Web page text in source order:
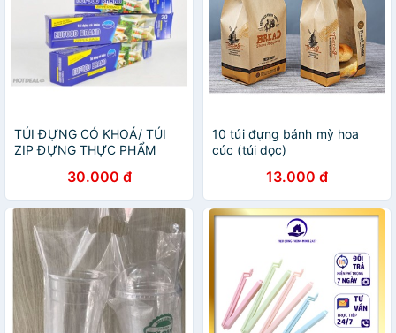
TÚI ĐỰNG CÓ KHOÁ/ TÚI
ZIP ĐỰNG THỰC PHẨM
30.000 đ
10 túi đựng bánh mỳ hoa
cúc (túi dọc)
13.000 đ